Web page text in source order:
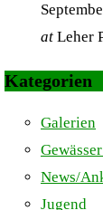
at Leher
Kategorien
Galerien
News/
Jugend